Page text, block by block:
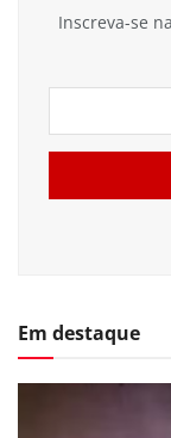
Inscreva-se
Em destaque